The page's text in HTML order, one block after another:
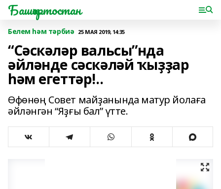
Башҡортостан
Белем һәм тәрбиә 25 МАЯ 2019, 14:35
“Сәскәләр вальсы”нда
әйләнде сәскәләй ҡыҙҙар
һәм егеттәр!..
Өфөнөң Совет майҙанында матур йолаға
әйләнгән “Яҙғы бал” үтте.